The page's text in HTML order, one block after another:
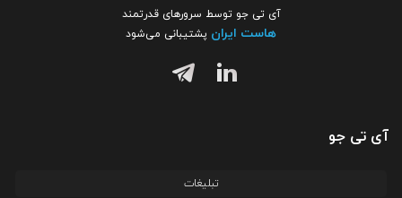
آی تی جو توسط سرورهای قدرتمند
هاست ایران پشتیبانی می‌شود
آی تی جو
تبلیغات